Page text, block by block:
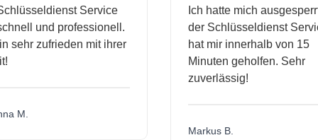
Service
und professionell.
zufrieden mit ihrer
M.
Ich hatte mich ausgesperrt
der Schlüsseldienst Service
hat mir innerhalb von 15
Minuten geholfen. Sehr
zuverlässig!
Markus B.